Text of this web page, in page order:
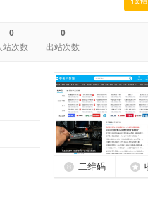
0
站次数
0
出站次数
二维码